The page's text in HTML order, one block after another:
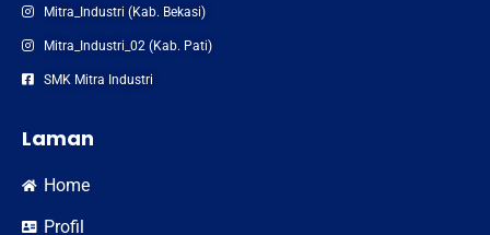
Mitra_Industri (Kab. Bekasi)
Mitra_Industri_02 (Kab. Pati)
SMK Mitra Industri
Laman
Home
Profil